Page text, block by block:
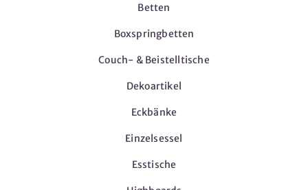
Betten
Boxspringbetten
Couch- & Beistelltische
Dekoartikel
Eckbänke
Einzelsessel
Esstische